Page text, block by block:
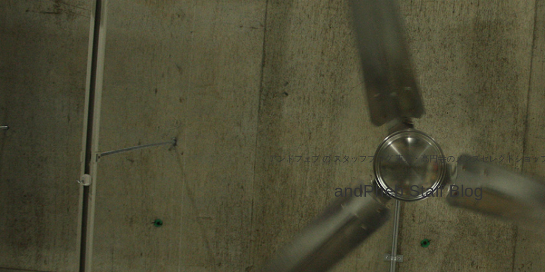
アンドフェブ の スタッフブログ 東京・高円寺のメンズセレクトショッ
andPheb Staff Blog